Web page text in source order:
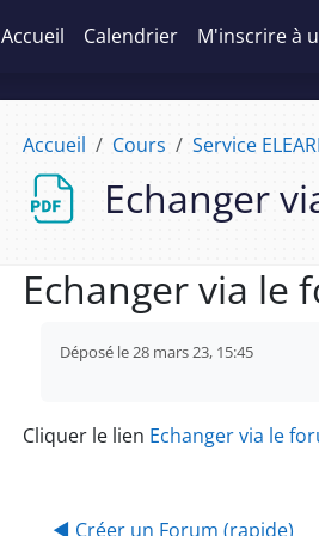
Accueil Calendrier M'inscrire à
Accueil Cours Service
Echanger
Echanger via le
Déposé le 28 mars 23, 15:45
Cliquer le lien Echanger via le
◀︎ Créer un Forum (rapide)